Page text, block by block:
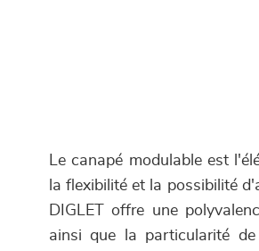
Le canapé modulable est
la flexibilité et la possibilité
DIGLET offre une
ainsi que la particularité